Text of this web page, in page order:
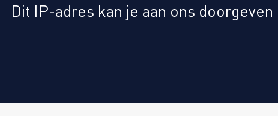
Dit IP-adres kan je aan ons